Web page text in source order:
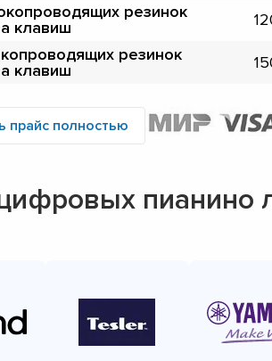
резинок
клавиш
резинок
клавиш
прайс полностью
пианино